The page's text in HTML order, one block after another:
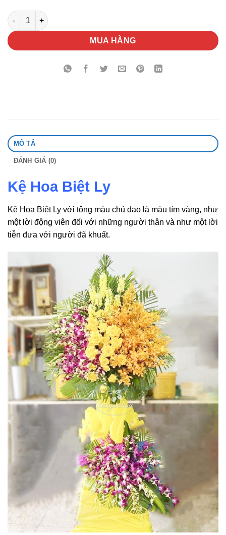
Kệ Hoa Biệt Ly số lượng
MUA HÀNG
MÔ TẢ
ĐÁNH GIÁ (0)
Kệ Hoa Biệt Ly
Kệ Hoa Biệt Ly với tông màu chủ đạo là màu tím vàng, như
một lời động viên đối với những người thân và như một lời
tiễn đưa với người đã khuất.